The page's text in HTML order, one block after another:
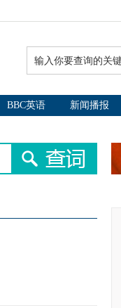
BBC英语 新闻播报